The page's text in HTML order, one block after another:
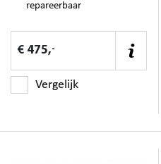
repareerbaar
€ 475,-
Vergelijk